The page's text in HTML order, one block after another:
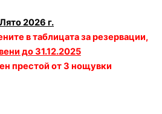
Лято 2026 г.
в таблицата за резервации,
до 31.12.2025
престой от 3 нощувки